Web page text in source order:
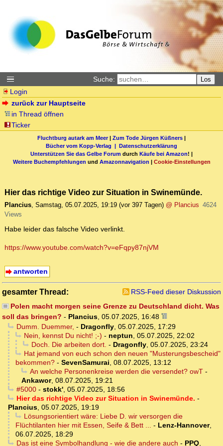
Suche: Los
Login
zurück zur Hauptseite
in Thread öffnen
Ticker
Fluchtburg autark am Meer| Zum Tode Jürgen Küßners |
Bücher vom Kopp-Verlag | Datenschutzerklärung
Unterstützen Sie das Gelbe Forum durch Käufe bei Amazon! |
Weitere Buchempfehlungen und Amazonnavigation | Cookie-Einstellungen
Hier das richtige Video zur Situation in Swinemünde.
Plancius, Samstag, 05.07.2025, 19:19 (vor 397 Tagen) @ Plancius 4624
Views
Habe leider das falsche Video verlinkt.
https://www.youtube.com/watch?v=eFqpy87njVM
antworten
gesamter Thread:
RSS-Feed dieser Diskussion
Polen macht morgen seine Grenze zu Deutschland dicht. Was
soll das bringen? - Plancius, 05.07.2025, 16:48
Dumm. Duemmer, - Dragonfly, 05.07.2025, 17:29
Nein, kennst Du nicht! ;-) - neptun, 05.07.2025, 22:02
Doch. Die arbeiten dort. - Dragonfly, 05.07.2025, 23:24
Hat jemand von euch schon den neuen "Musterungsbescheid"
bekommen? - SevenSamurai, 08.07.2025, 13:12
An welche Personenkreise werden die versendet? owT-
Ankawor, 08.07.2025, 19:21
#5000- stokk', 05.07.2025, 18:56
Hier das richtige Video zur Situation in Swinemünde. -
Plancius, 05.07.2025, 19:19
Lösungsorientiert wäre: Liebe D. wir versorgen die
Flüchtilanten hier mit Essen, Seife & Bett ... - Lenz-Hannover,
06.07.2025, 18:29
Das ist eine Symbolhandlung - wie die andere auch - PPQ,